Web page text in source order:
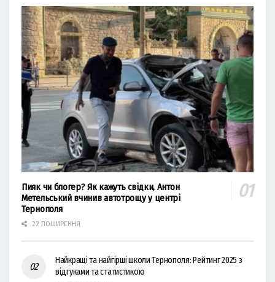
Пияк чи блогер? Як кажуть свідки, Антон
Метельський вчинив автотрощу у центрі
Тернополя
22 ПОШИРЕННЯ
Найкращі та найгірші школи Тернополя: Рейтинг 2025 з
відгуками та статистикою